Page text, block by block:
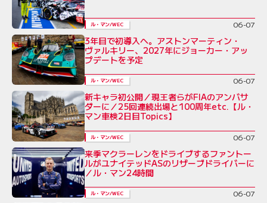
ル・マン/WEC 06-07
3年目で初導入へ。アストンマーティン・
ヴァルキリー、2027年にジョーカー・アッ
プデートを予定
ル・マン/WEC 06-07
新キャラ初公開／現王者らがFIAのアンバサ
ダーに／25回連続出場と100周年etc.【ル・
マン車検2日目Topics】
ル・マン/WEC 06-07
来季マクラーレンをドライブするファントー
ルがユナイテッドASのリザーブドライバーに
／ル・マン24時間
ル・マン/WEC 06-07